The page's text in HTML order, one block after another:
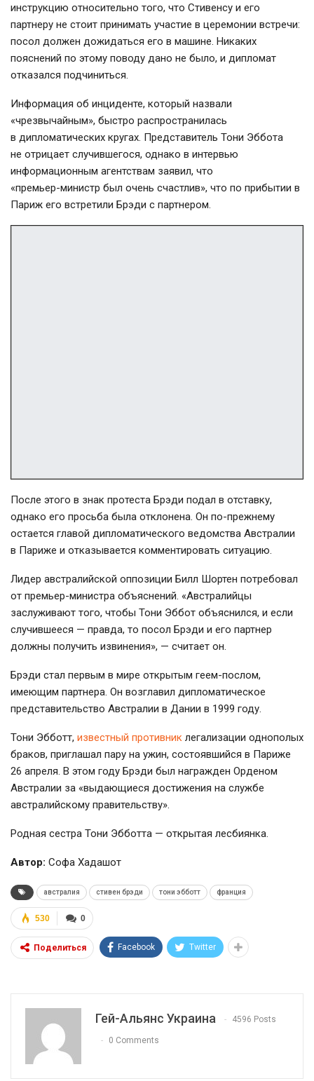
инструкцию относительно того, что Стивенсу и его
партнеру не стоит принимать участие в церемонии встречи:
посол должен дожидаться его в машине. Никаких
пояснений по этому поводу дано не было, и дипломат
отказался подчиниться.
Информация об инциденте, который назвали
«чрезвычайным», быстро распространилась
в дипломатических кругах. Представитель Тони Эббота
не отрицает случившегося, однако в интервью
информационным агентствам заявил, что
«премьер-министр был очень счастлив», что по прибытии в
Париж его встретили Брэди с партнером.
После этого в знак протеста Брэди подал в отставку,
однако его просьба была отклонена. Он по-прежнему
остается главой дипломатического ведомства Австралии
в Париже и отказывается комментировать ситуацию.
Лидер австралийской оппозиции Билл Шортен потребовал
от премьер-министра объяснений. «Австралийцы
заслуживают того, чтобы Тони Эббот объяснился, и если
случившееся — правда, то посол Брэди и его партнер
должны получить извинения», — считает он.
Брэди стал первым в мире открытым геем-послом,
имеющим партнера. Он возглавил дипломатическое
представительство Австралии в Дании в 1999 году.
Тони Эбботт, известный противник легализации однополых
браков, приглашал пару на ужин, состоявшийся в Париже
26 апреля. В этом году Брэди был награжден Орденом
Австралии за «выдающиеся достижения на службе
австралийскому правительству».
Родная сестра Тони Эбботта — открытая лесбиянка.
Автор: Софа Хадашот
австралия стивен брэди тони эбботт франция
0
530
Поделиться Facebook Twitter
Гей-Альянс Украина 4596 Posts
0 Comments